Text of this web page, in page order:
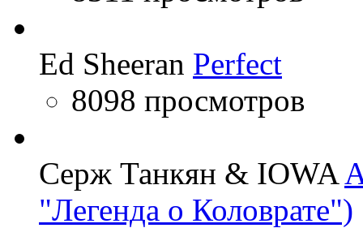
Ed Sheeran Perfect
8098 просмотров
Серж Танкян & IOWA
"Легенда о Коловрате")